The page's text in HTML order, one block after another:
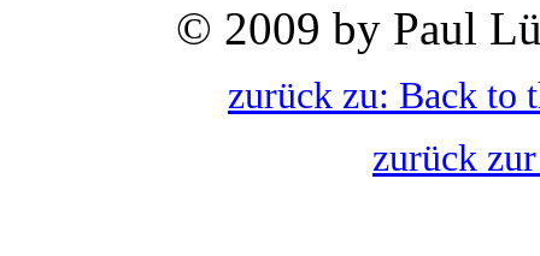
© 2009 by Paul
zurück zu: Back to
zurück